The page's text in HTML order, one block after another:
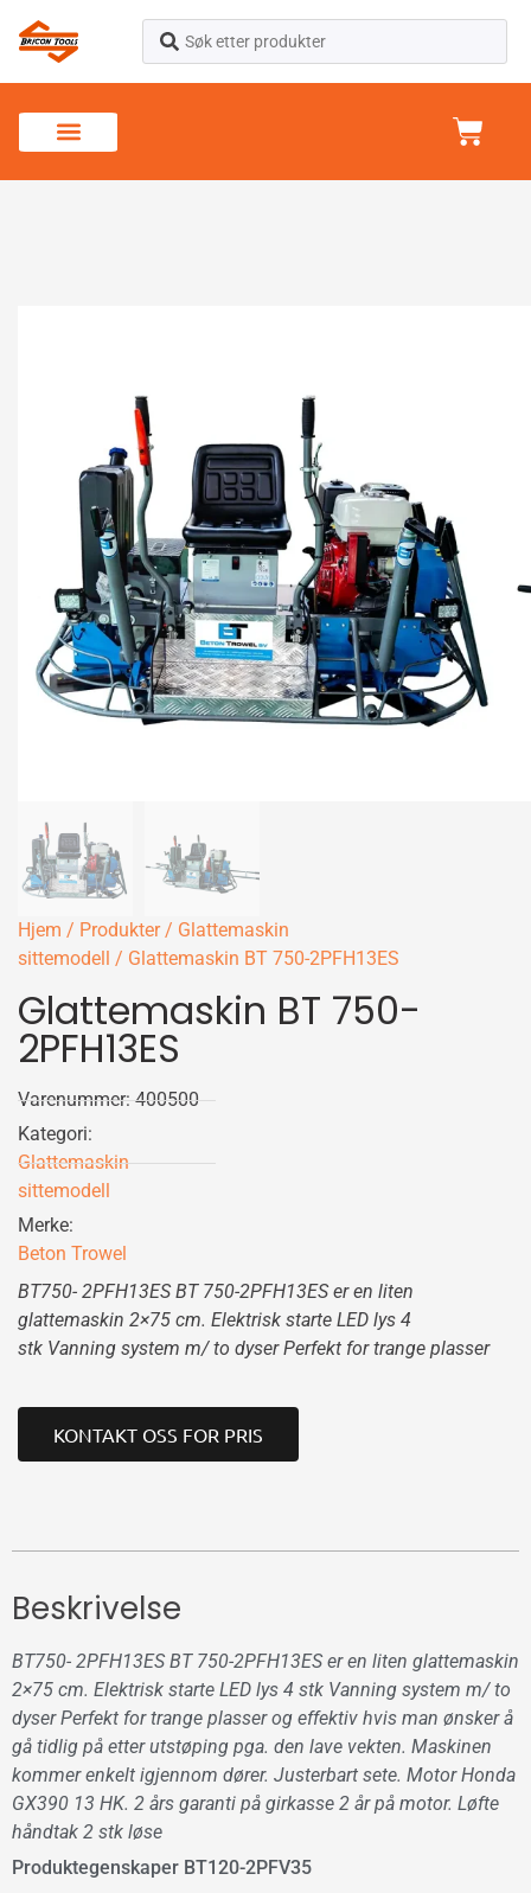
Hjem / Produkter/ Glattemaskin
sittemodell / Glattemaskin BT 750-2PFH13ES
Glattemaskin BT 750-
2PFH13ES
Varenummer: 400500
Kategori:
Glattemaskin
sittemodell
Merke:
Beton Trowel
BT750- 2PFH13ES BT 750-2PFH13ES er en liten
glattemaskin 2×75 cm. Elektrisk starte LED lys 4
stk Vanning system m/ to dyser Perfekt for trange plasser
KONTAKT OSS FOR PRIS
Beskrivelse
BT750- 2PFH13ES BT 750-2PFH13ES er en liten glattemaskin
2×75 cm. Elektrisk starte LED lys 4 stk Vanning system m/ to
dyser Perfekt for trange plasser og effektiv hvis man ønsker å
gå tidlig på etter utstøping pga. den lave vekten. Maskinen
kommer enkelt igjennom dører. Justerbart sete. Motor Honda
GX390 13 HK. 2 års garanti på girkasse 2 år på motor. Løfte
håndtak 2 stk løse
Produktegenskaper BT120-2PFV35